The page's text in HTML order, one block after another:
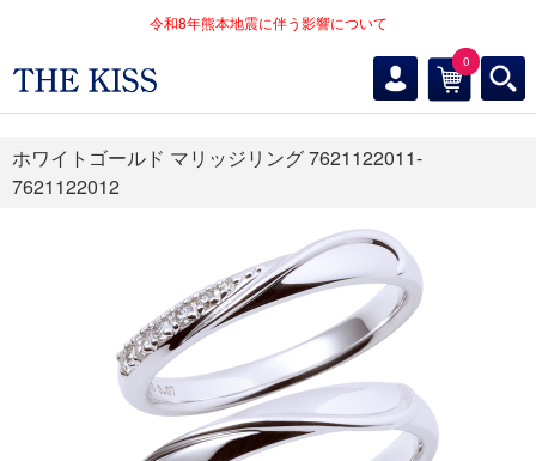
令和8年熊本地震に伴う影響について
0
ホワイトゴールド マリッジリング 7621122011-
7621122012